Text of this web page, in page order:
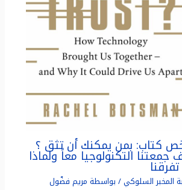
بمن يمكنك أن تثق ؟
التكنولوجيا معاً ولماذا
السلوكي/ بواسطة مريم فضّول